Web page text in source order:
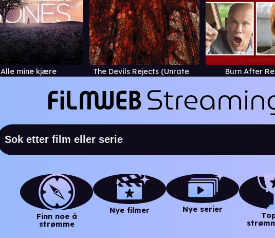
Alle mine kjære The Devils Rejects (Unrated) Burn After
Finn noe å
strømme
Nye filmer Nye serier